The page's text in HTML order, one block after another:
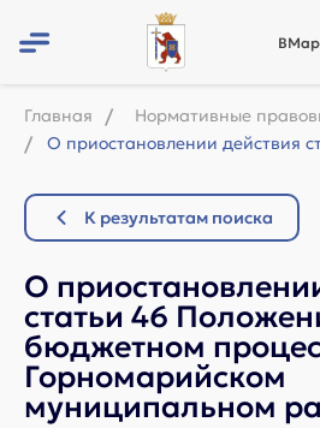
Главная
Нормативные
К результатам поиска
О
статьи 46
бюджетном
Горномарийском
муниципальном